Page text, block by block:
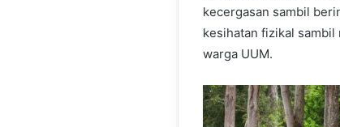
kecergasan sambil
kesihatan fizikal sambil
warga UUM.